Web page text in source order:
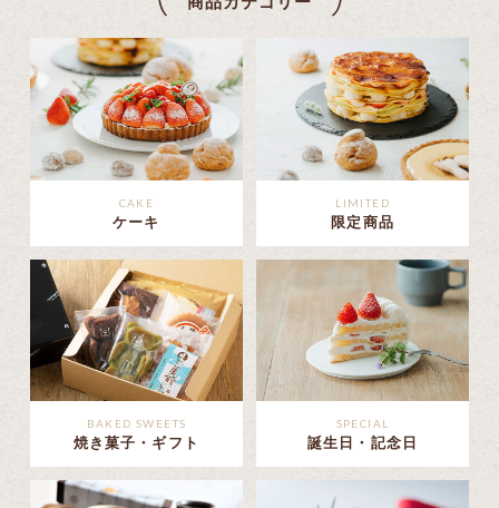
CAKE
ケーキ
LIMITED
限定商品
BAKED SWEETS
焼き菓子・ギフト
SPECIAL
誕生日・記念日